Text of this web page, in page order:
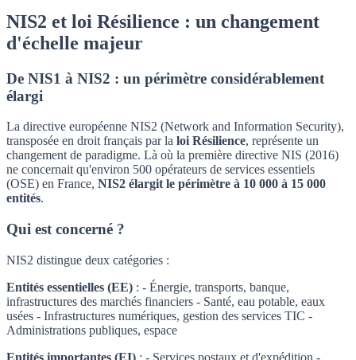
NIS2 et loi Résilience : un changement
d'échelle majeur
De NIS1 à NIS2 : un périmètre considérablement
élargi
La directive européenne NIS2 (Network and Information Security),
transposée en droit français par la loi Résilience, représente un
changement de paradigme. Là où la première directive NIS (2016)
ne concernait qu'environ 500 opérateurs de services essentiels
(OSE) en France, NIS2 élargit le périmètre à 10 000 à 15 000
entités.
Qui est concerné ?
NIS2 distingue deux catégories :
Entités essentielles (EE) : - Énergie, transports, banque,
infrastructures des marchés financiers - Santé, eau potable, eaux
usées - Infrastructures numériques, gestion des services TIC -
Administrations publiques, espace
Entités importantes (EI) : - Services postaux et d'expédition -